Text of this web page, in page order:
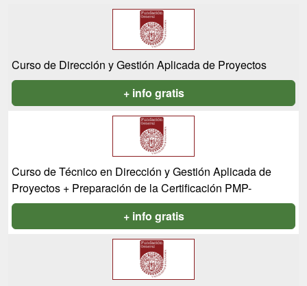
Curso de Dirección y Gestión Aplicada de Proyectos
+ info gratis
Curso de Técnico en Dirección y Gestión Aplicada de
Proyectos + Preparación de la Certificación PMP-
+ info gratis